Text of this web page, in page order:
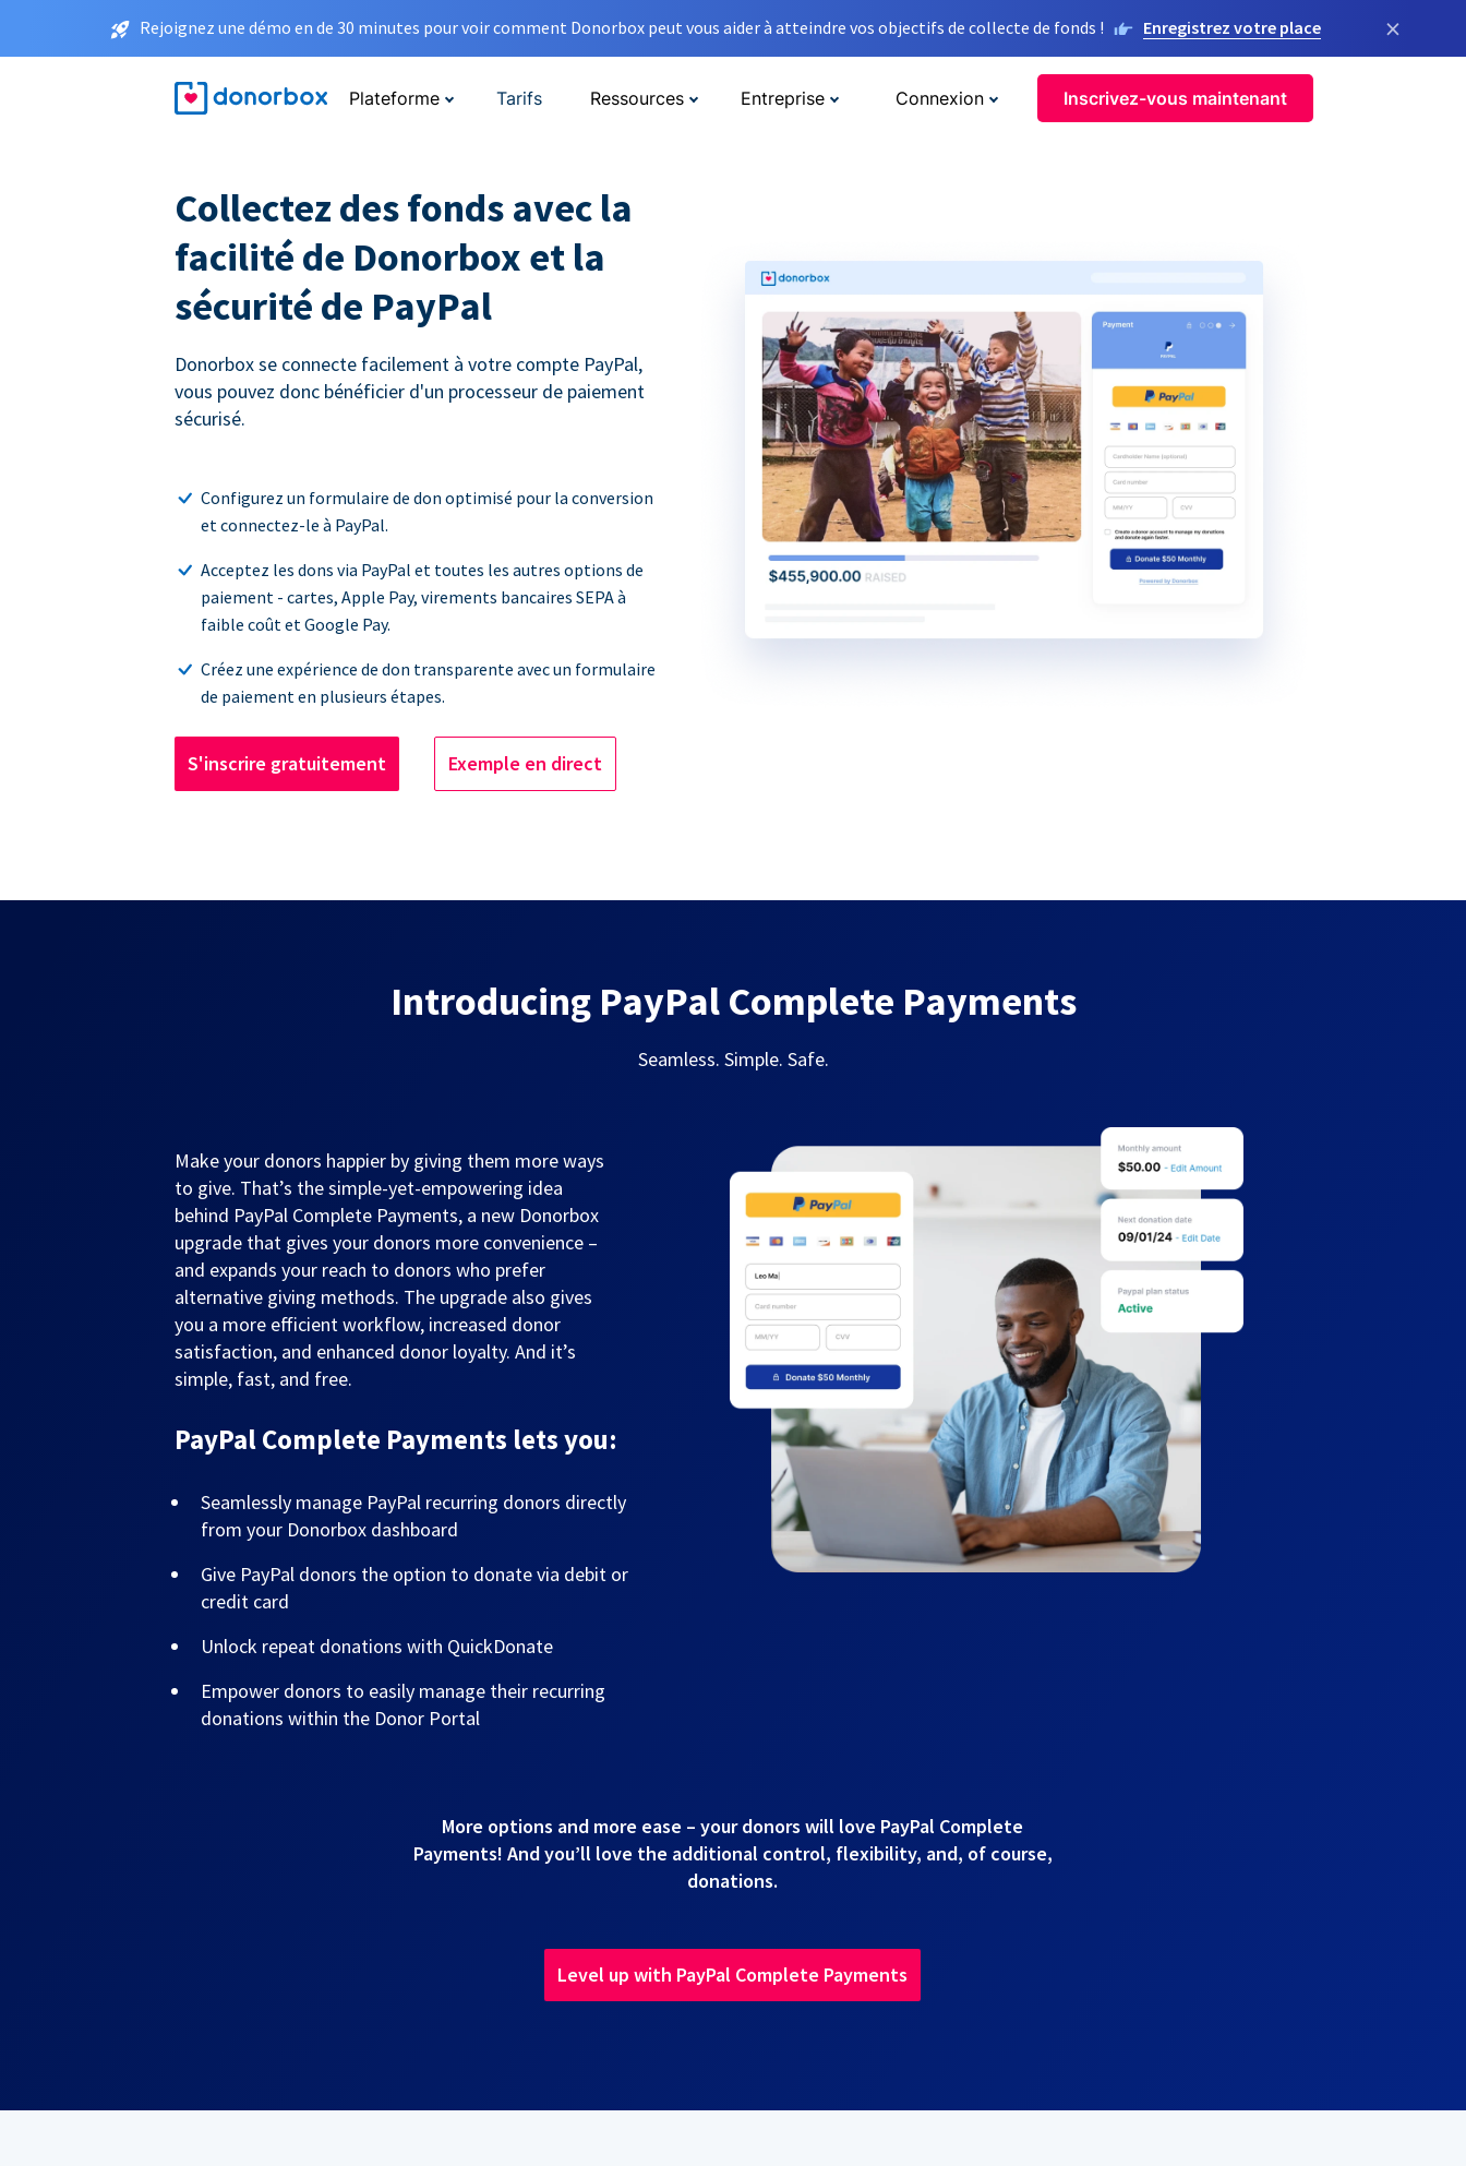
Rejoignez une démo en de 30 minutes pour voir comment Donorbox peut vous aider à atteindre vos objectifs de collecte de fonds ! Enregistrez votre place ×
Plateforme Tarifs Ressources Entreprise Connexion Inscrivez-vous maintenant
Collectez des fonds avec la
facilité de Donorbox et la
sécurité de PayPal
Donorbox se connecte facilement à votre compte PayPal,
vous pouvez donc bénéficier d'un processeur de paiement
sécurisé.
Configurez un formulaire de don optimisé pour la conversion
et connectez-le à PayPal.
Acceptez les dons via PayPal et toutes les autres options de
paiement - cartes, Apple Pay, virements bancaires SEPA à
faible coût et Google Pay.
Créez une expérience de don transparente avec un formulaire
de paiement en plusieurs étapes.
S'inscrire gratuitement Exemple en direct
Introducing PayPal Complete Payments
Seamless. Simple. Safe.
Make your donors happier by giving them more ways
to give. That’s the simple-yet-empowering idea
behind PayPal Complete Payments, a new Donorbox
upgrade that gives your donors more convenience –
and expands your reach to donors who prefer
alternative giving methods. The upgrade also gives
you a more efficient workflow, increased donor
satisfaction, and enhanced donor loyalty. And it’s
simple, fast, and free.
PayPal Complete Payments lets you:
Seamlessly manage PayPal recurring donors directly
from your Donorbox dashboard
Give PayPal donors the option to donate via debit or
credit card
Unlock repeat donations with QuickDonate
Empower donors to easily manage their recurring
donations within the Donor Portal
More options and more ease – your donors will love PayPal Complete
Payments! And you’ll love the additional control, flexibility, and, of course,
donations.
Level up with PayPal Complete Payments